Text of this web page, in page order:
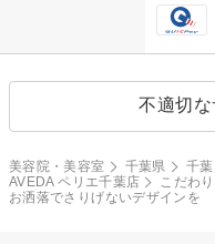
不適切
美容院・美容室 千葉県 千
AVEDA ペリエ千葉店
こだわ
お洒落でさりげないデザインを